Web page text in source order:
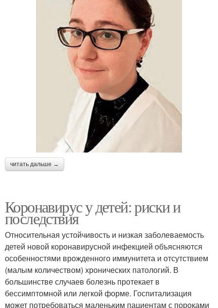
читать дальше →
Коронавирус у детей: риски и
последствия
Относительная устойчивость и низкая заболеваемость
детей новой коронавирусной инфекцией объясняются
особенностями врожденного иммунитета и отсутствием
(малым количеством) хронических патологий. В
большинстве случаев болезнь протекает в
бессимптомной или легкой форме. Госпитализация
может потребоваться маленьким пациентам с пороками